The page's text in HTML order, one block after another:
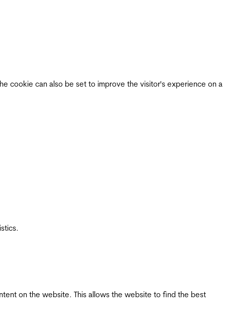
cookie can also be set to improve the visitor's experience on a
on the website. This allows the website to find the best